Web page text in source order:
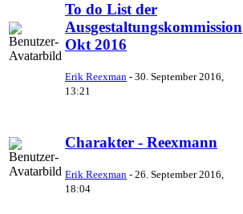
To do List der
Ausgestaltungskommission
Okt 2016
Erik Reexman - 30. September 2016,
13:21
Charakter - Reexmann
Erik Reexman - 26. September 2016,
18:04